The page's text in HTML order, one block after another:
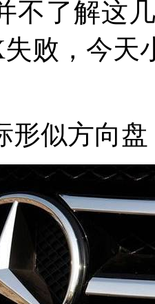
不了解这
败，今天
形似方向盘